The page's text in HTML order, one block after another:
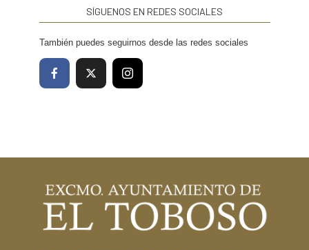
SÍGUENOS EN REDES SOCIALES
También puedes seguirnos desde las redes sociales